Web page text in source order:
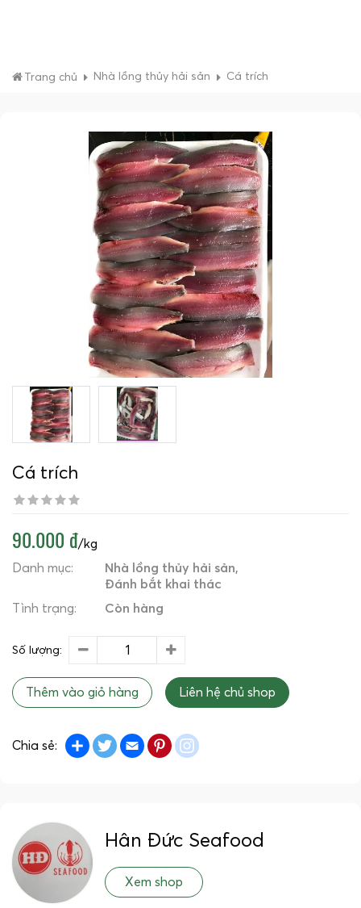
Trang chủ Nhà lồng thủy hải sản Cá trích
Cá trích
90.000 đ/kg
Danh mục:
Nhà lồng thủy hải sản
Đánh bắt khai thác
Tình trạng:
Còn hàng
Số lượng:
Thêm vào giỏ hàng Liên hệ chủ shop
Chia sẻ: Share TwitterEmail Pinterest
Hân Đức Seafood
Xem shop